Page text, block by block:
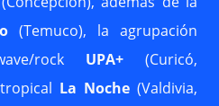
(Temuco), la agrupación
rock UPA+(Curicó,
La Noche (Valdivia,